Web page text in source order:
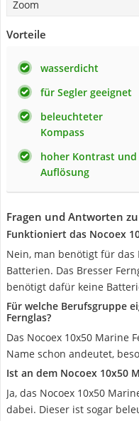
Zoom
Vorteile
wasserdicht
für Segler geeignet
beleuchteter
Kompass
hoher Kontrast und
Auflösung
Fragen und Antworten zu
Funktioniert das Nocoex
Nein, man benötigt für das
Batterien. Das Bresser
benötigt dafür keine
Für welche Berufsgruppe
Fernglas?
Das Nocoex 10x50 Marine
Name schon andeutet,
Ist an dem Nocoex 10x50
Ja, das Nocoex 10x50
dabei. Dieser ist sogar